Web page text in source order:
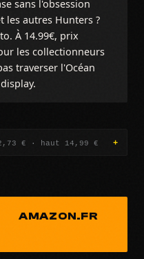
sans l'obsession
les autres Hunters ?
À 14.99€, prix
les collectionneurs
traverser l'Océan
€ · haut 14,99 €
AMAZON.FR